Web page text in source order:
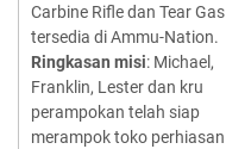
Carbine Rifle dan Tear Gas
tersedia di Ammu-Nation.
Ringkasan misi: Michael,
Franklin, Lester dan kru
perampokan telah siap
merampok toko perhiasan